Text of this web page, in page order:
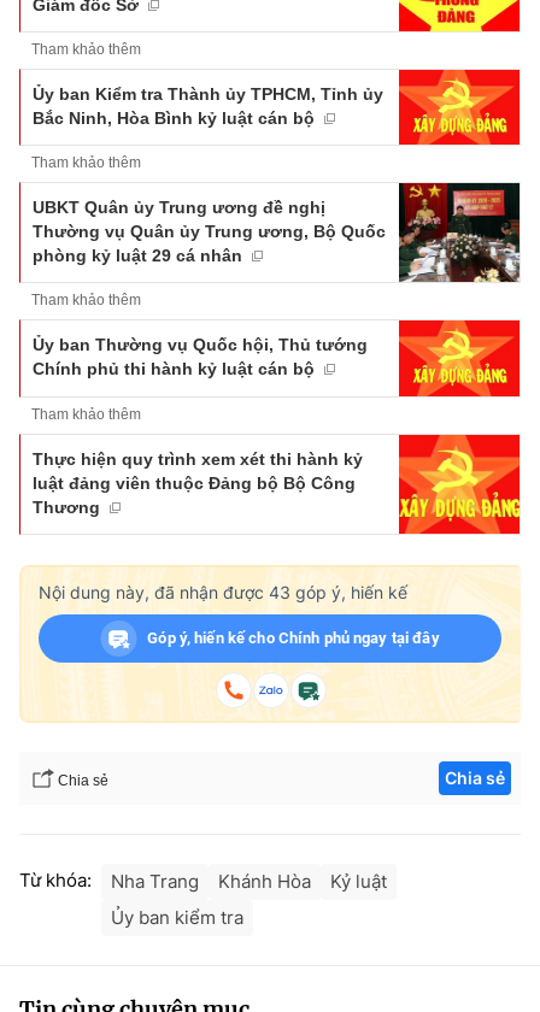
Giám đốc Sở
Tham khảo thêm
Ủy ban Kiểm tra Thành ủy TPHCM, Tỉnh ủy
Bắc Ninh, Hòa Bình kỷ luật cán bộ
Tham khảo thêm
UBKT Quân ủy Trung ương đề nghị
Thường vụ Quân ủy Trung ương, Bộ Quốc
phòng kỷ luật 29 cá nhân
Tham khảo thêm
Ủy ban Thường vụ Quốc hội, Thủ tướng
Chính phủ thi hành kỷ luật cán bộ
Tham khảo thêm
Thực hiện quy trình xem xét thi hành kỷ
luật đảng viên thuộc Đảng bộ Bộ Công
Thương
Nội dung này, đã nhận được 43 góp ý, hiến kế
Góp ý, hiến kế cho Chính phủ ngay tại đây
Chia sẻ Chia sẻ
Từ khóa: Nha Trang Khánh Hòa
Kỷ luật
Ủy ban kiểm tra